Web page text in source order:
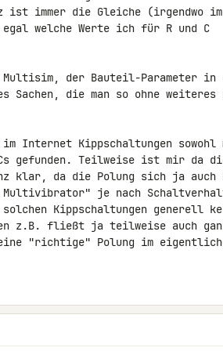
ist immer die Gleiche (irgendwo im
egal welche Werte ich für R und C
der Bauteil-Parameter in
die man so ohne weiteres
Internet Kippschaltungen sowohl
gefunden. Teilweise ist mir da
klar, da die Polung sich ja auch
Multivibrator" je nach
Kippschaltungen generell
z.B. fließt ja teilweise auch
"richtige" Polung im